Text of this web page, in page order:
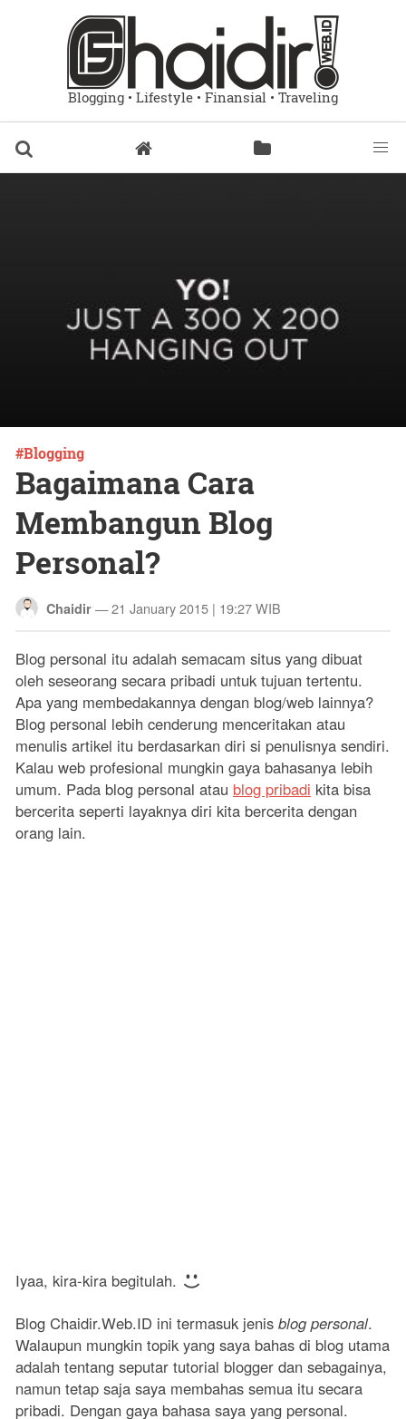
Blogging • Lifestyle • Finansial • Traveling
Blogging
Bagaimana Cara
Membangun Blog
Personal?
Chaidir —21 January 2015 | 19:27 WIB
Blog personal itu adalah semacam situs yang dibuat
oleh seseorang secara pribadi untuk tujuan tertentu.
Apa yang membedakannya dengan blog/web lainnya?
Blog personal lebih cenderung menceritakan atau
menulis artikel itu berdasarkan diri si penulisnya sendiri.
Kalau web profesional mungkin gaya bahasanya lebih
umum. Pada blog personal atau blog pribadi kita bisa
bercerita seperti layaknya diri kita bercerita dengan
orang lain.
Iyaa, kira-kira begitulah.
Blog Chaidir.Web.ID ini termasuk jenis blog personal.
Walaupun mungkin topik yang saya bahas di blog utama
adalah tentang seputar tutorial blogger dan sebagainya,
namun tetap saja saya membahas semua itu secara
pribadi. Dengan gaya bahasa saya yang personal.